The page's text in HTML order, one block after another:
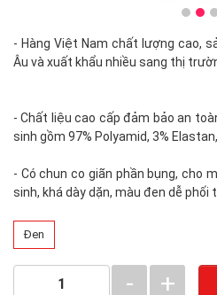
- Hàng Việt Nam chất lượng cao,
Âu và xuất khẩu nhiều sang thị
- Chất liệu cao cấp đảm bảo an
sinh gồm 97% Polyamid, 3%
- Có chun co giãn phần bụng, cho
sinh, khá dày dặn, màu đen dễ phối
Đen
1 - +